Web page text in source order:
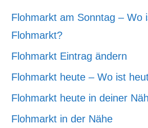
Flohmarkt am Sonntag – Wo
Flohmarkt?
Flohmarkt Eintrag ändern
Flohmarkt heute – Wo ist
Flohmarkt heute in deiner
Flohmarkt in der Nähe